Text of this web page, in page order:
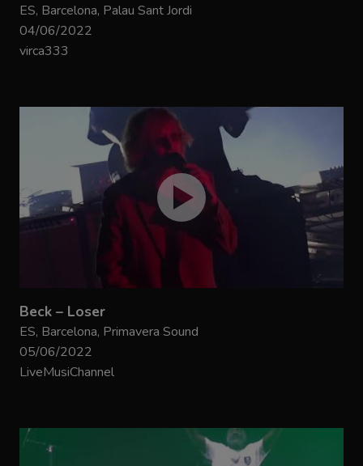
ES, Barcelona, Palau Sant Jordi
04/06/2022
virca333
Beck – Loser
ES, Barcelona, Primavera Sound
05/06/2022
LiveMusiChannel